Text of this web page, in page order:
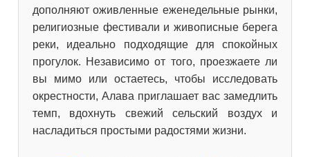
дополняют оживленные еженедельные рынки,
религиозные фестивали и живописные берега
реки, идеально подходящие для спокойных
прогулок. Независимо от того, проезжаете ли
вы мимо или остаетесь, чтобы исследовать
окрестности, Алава приглашает вас замедлить
темп, вдохнуть свежий сельский воздух и
насладиться простыми радостями жизни.